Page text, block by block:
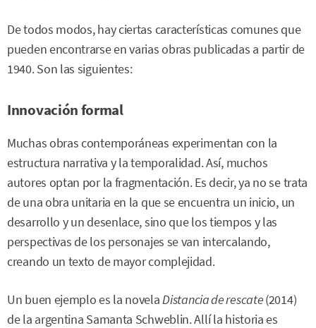
De todos modos, hay ciertas características comunes que
pueden encontrarse en varias obras publicadas a partir de
1940. Son las siguientes:
Innovación formal
Muchas obras contemporáneas experimentan con la
estructura narrativa y la temporalidad. Así, muchos
autores optan por la fragmentación. Es decir, ya no se trata
de una obra unitaria en la que se encuentra un inicio, un
desarrollo y un desenlace, sino que los tiempos y las
perspectivas de los personajes se van intercalando,
creando un texto de mayor complejidad.
Un buen ejemplo es la novelaDistancia de rescate(2014)
de la argentina Samanta Schweblin. Allí la historia es